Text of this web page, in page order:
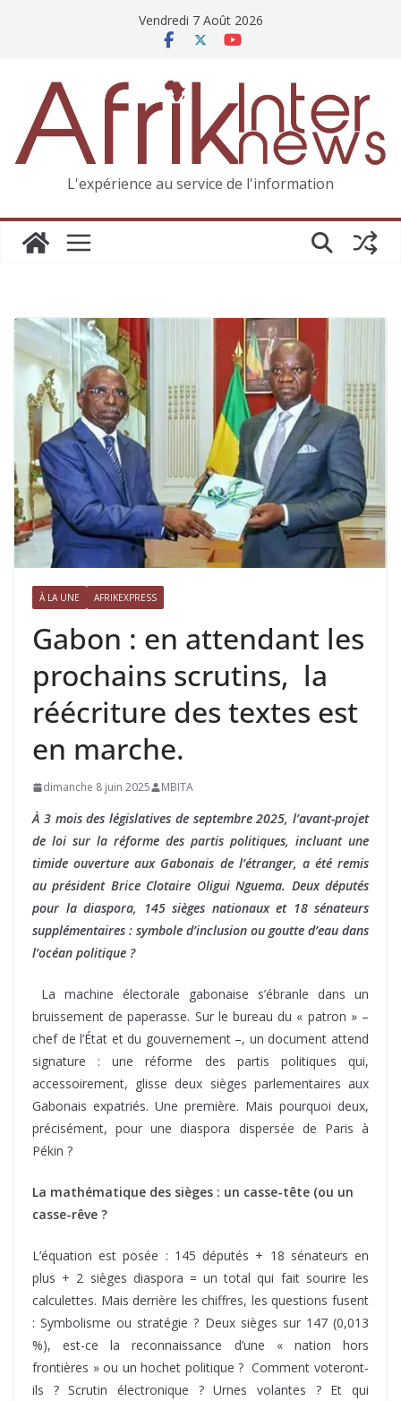
Vendredi 7 Août 2026
L'expérience au service de l'information
À LA UNE AFRIKEXPRESS
Gabon : en attendant les
prochains scrutins, la
réécriture des textes est
en marche.
dimanche 8 juin 2025 MBITA
À 3 mois des législatives de septembre 2025, l’avant-projet
de loi sur la réforme des partis politiques, incluant une
timide ouverture aux Gabonais de l’étranger, a été remis
au président Brice Clotaire Oligui Nguema. Deux députés
pour la diaspora, 145 sièges nationaux et 18 sénateurs
supplémentaires : symbole d’inclusion ou goutte d’eau dans
l’océan politique ?
La machine électorale gabonaise s’ébranle dans un
bruissement de paperasse. Sur le bureau du « patron » –
chef de l’État et du gouvernement –, un document attend
signature : une réforme des partis politiques qui,
accessoirement, glisse deux sièges parlementaires aux
Gabonais expatriés. Une première. Mais pourquoi deux,
précisément, pour une diaspora dispersée de Paris à
Pékin ?
La mathématique des sièges : un casse-tête (ou un
casse-rêve ?
L’équation est posée : 145 députés + 18 sénateurs en
plus + 2 sièges diaspora = un total qui fait sourire les
calculettes. Mais derrière les chiffres, les questions fusent
: Symbolisme ou stratégie ? Deux sièges sur 147 (0,013
%), est-ce la reconnaissance d’une « nation hors
frontières » ou un hochet politique ? Comment voteront-
ils ? Scrutin électronique ? Urnes volantes ? Et qui